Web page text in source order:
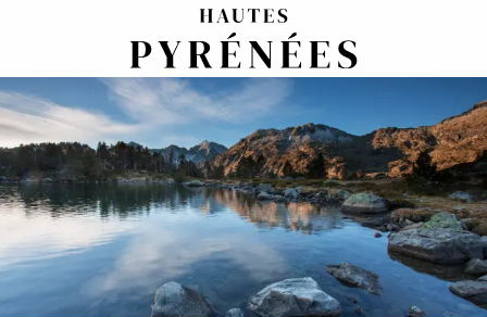
principal